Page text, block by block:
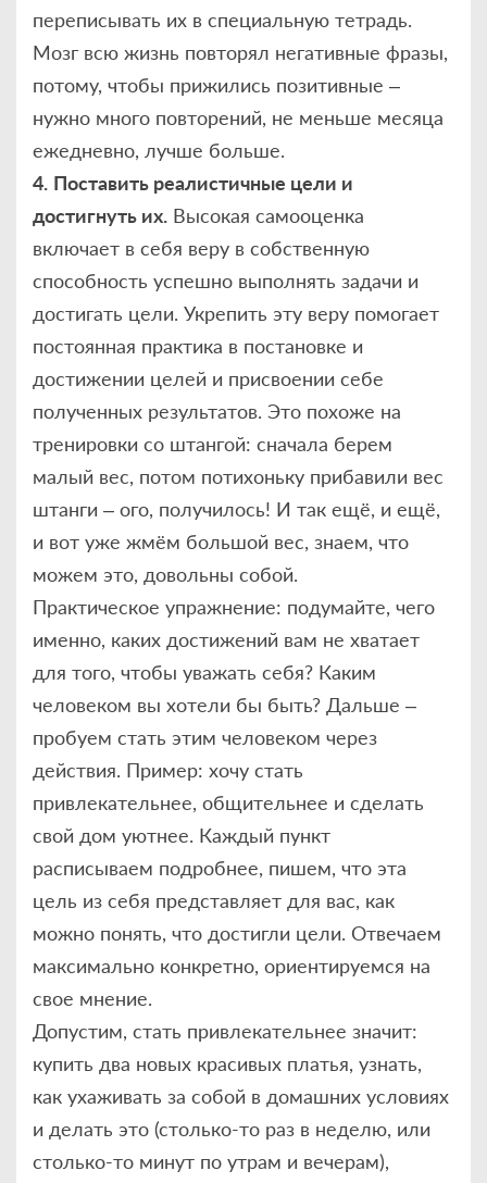
переписывать их в специальную тетрадь.
Мозг всю жизнь повторял негативные фразы,
потому, чтобы прижились позитивные –
нужно много повторений, не меньше месяца
ежедневно, лучше больше.
4. Поставить реалистичные цели и
достигнуть их. Высокая самооценка
включает в себя веру в собственную
способность успешно выполнять задачи и
достигать цели. Укрепить эту веру помогает
постоянная практика в постановке и
достижении целей и присвоении себе
полученных результатов. Это похоже на
тренировки со штангой: сначала берем
малый вес, потом потихоньку прибавили вес
штанги – ого, получилось! И так ещё, и ещё,
и вот уже жмём большой вес, знаем, что
можем это, довольны собой.
Практическое упражнение: подумайте, чего
именно, каких достижений вам не хватает
для того, чтобы уважать себя? Каким
человеком вы хотели бы быть? Дальше –
пробуем стать этим человеком через
действия. Пример: хочу стать
привлекательнее, общительнее и сделать
свой дом уютнее. Каждый пункт
расписываем подробнее, пишем, что эта
цель из себя представляет для вас, как
можно понять, что достигли цели. Отвечаем
максимально конкретно, ориентируемся на
свое мнение.
Допустим, стать привлекательнее значит:
купить два новых красивых платья, узнать,
как ухаживать за собой в домашних условиях
и делать это (столько-то раз в неделю, или
столько-то минут по утрам и вечерам),